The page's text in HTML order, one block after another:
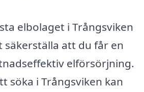
elbolaget i Trångsviken
att du får en
elförsörjning.
söka i Trångsviken kan